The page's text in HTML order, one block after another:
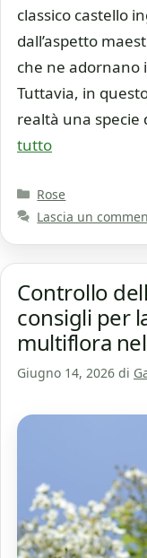
classico castello
dall’aspetto
che ne adornano
Tuttavia, in
realtà una specie
tutto
Categorie
Rose
Lascia un
Controllo
consigli per
multiflora
Giugno 14, 2026 di